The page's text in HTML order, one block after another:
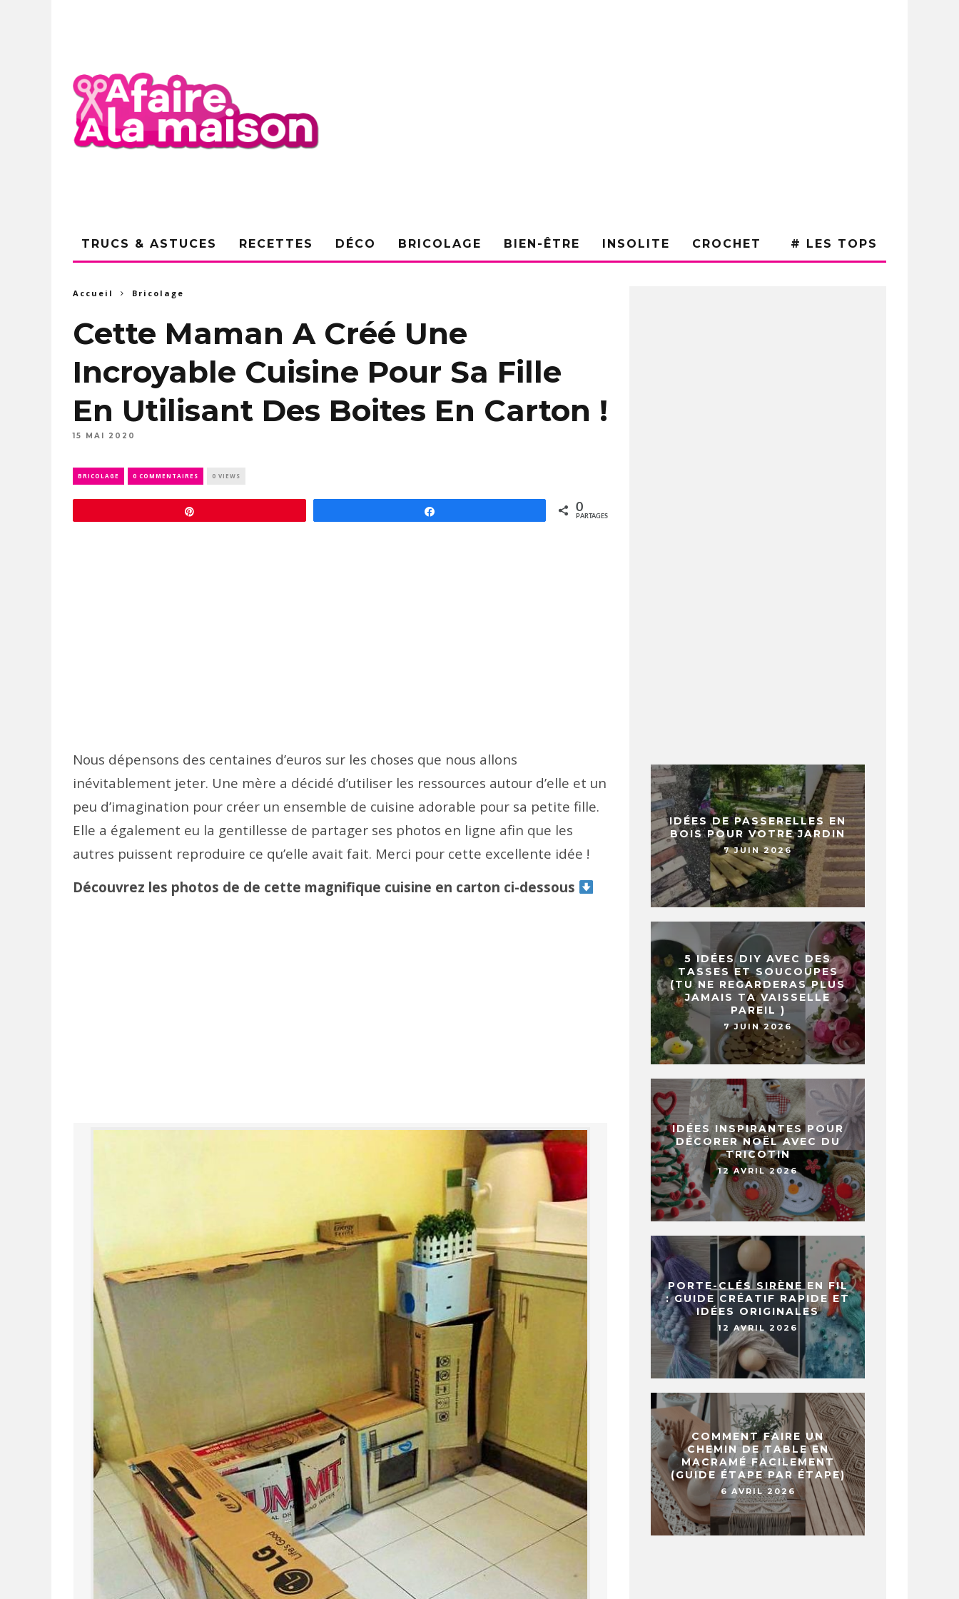
TRUCS & ASTUCES RECETTES DÉCO BRICOLAGE BIEN-ÊTRE INSOLITE CROCHET # LES TOPS
Accueil Bricolage
Cette Maman A Créé Une
Incroyable Cuisine Pour Sa Fille
En Utilisant Des Boites En Carton !
15 MAI 2020
BRICOLAGE 0 COMMENTAIRES 0 VIEWS
0
PARTAGES
Nous dépensons des centaines d’euros sur les choses que nous allons
inévitablement jeter. Une mère a décidé d’utiliser les ressources autour d’elle et un
peu d’imagination pour créer un ensemble de cuisine adorable pour sa petite fille.
Elle a également eu la gentillesse de partager ses photos en ligne afin que les
autres puissent reproduire ce qu’elle avait fait. Merci pour cette excellente idée !
Découvrez les photos de de cette magnifique cuisine en carton ci-dessous
IDÉES DE PASSERELLES EN
BOIS POUR VOTRE JARDIN
7 JUIN 2026
5 IDÉES DIY AVEC DES
TASSES ET SOUCOUPES
(TU NE REGARDERAS PLUS
JAMAIS TA VAISSELLE
PAREIL )
7 JUIN 2026
IDÉES INSPIRANTES POUR
DÉCORER NOËL AVEC DU
TRICOTIN
12 AVRIL 2026
PORTE-CLÉS SIRÈNE EN FIL
: GUIDE CRÉATIF RAPIDE ET
IDÉES ORIGINALES
12 AVRIL 2026
COMMENT FAIRE UN
CHEMIN DE TABLE EN
MACRAMÉ FACILEMENT
(GUIDE ÉTAPE PAR ÉTAPE)
6 AVRIL 2026